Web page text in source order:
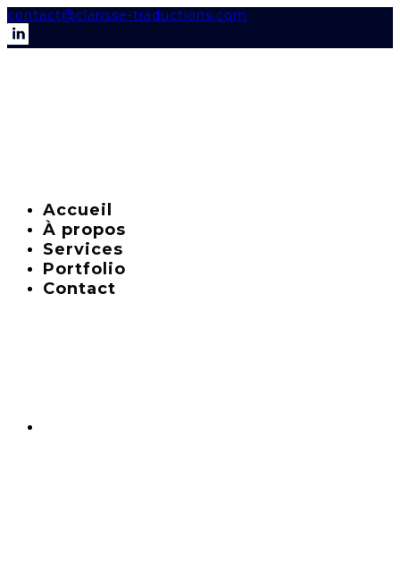
contact@clarisse-traductions.com
Accueil
À propos
Services
Portfolio
Contact